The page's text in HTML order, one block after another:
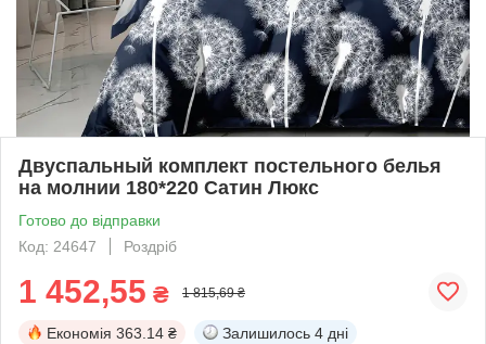
Двуспальный комплект постельного белья
на молнии 180*220 Сатин Люкс
Готово до відправки
Код: 24647
Роздріб
1 452,55 ₴ 1 815,69 ₴
Економія 363.14 ₴ Залишилось 4 дні